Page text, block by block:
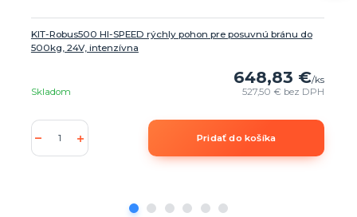
KIT-Robus500 HI-SPEED rýchly pohon pre posuvnú bránu do
500kg, 24V, intenzívna
648,83 €/ks
527,50 € bez DPH
Skladom
Pridať do košíka